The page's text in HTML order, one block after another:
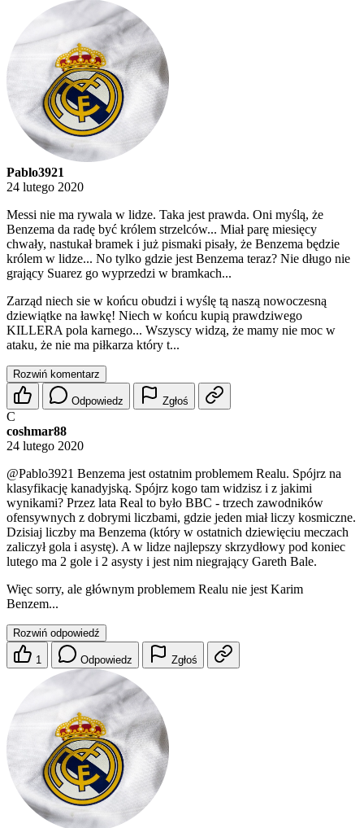
Pablo3921
24 lutego 2020
Messi nie ma rywala w lidze. Taka jest prawda. Oni myślą, że
Benzema da radę być królem strzelców... Miał parę miesięcy
chwały, nastukał bramek i już pismaki pisały, że Benzema będzie
królem w lidze... No tylko gdzie jest Benzema teraz? Nie długo nie
grający Suarez go wyprzedzi w bramkach...
Zarząd niech sie w końcu obudzi i wyślę tą naszą nowoczesną
dziewiątke na ławkę! Niech w końcu kupią prawdziwego
KILLERA pola karnego... Wszyscy widzą, że mamy nie moc w
ataku, że nie ma piłkarza który t...
Rozwiń komentarz
Odpowiedz Zgłoś
C
coshmar88
24 lutego 2020
@Pablo3921 Benzema jest ostatnim problemem Realu. Spójrz na
klasyfikację kanadyjską. Spójrz kogo tam widzisz i z jakimi
wynikami? Przez lata Real to było BBC - trzech zawodników
ofensywnych z dobrymi liczbami, gdzie jeden miał liczy kosmiczne.
Dzisiaj liczby ma Benzema (który w ostatnich dziewięciu meczach
zaliczył gola i asystę). A w lidze najlepszy skrzydłowy pod koniec
lutego ma 2 gole i 2 asysty i jest nim niegrający Gareth Bale.
Więc sorry, ale głównym problemem Realu nie jest Karim
Benzem...
Rozwiń odpowiedź
1 Odpowiedz Zgłoś